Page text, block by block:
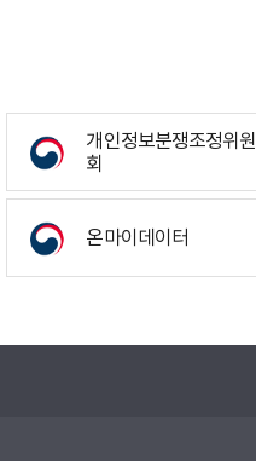
개인정보분쟁조정위원
회
온마이데이터